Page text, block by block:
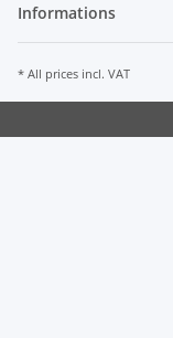
Informations
* All prices incl. VAT